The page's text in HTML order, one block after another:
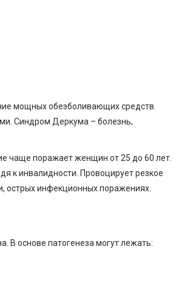
мощных обезболивающих средств.
Синдром Деркума – болезнь,
чаще поражает женщин от 25 до 60 лет.
к инвалидности. Провоцирует резкое
острых инфекционных поражениях.
В основе патогенеза могут лежать: